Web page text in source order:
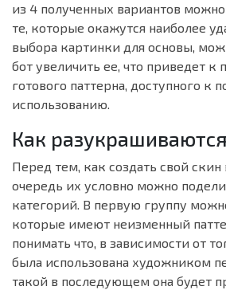
из 4 полученных вариантов можно
те, которые окажутся наиболее
выбора картинки для основы,
бот увеличить ее, что приведет к
готового паттерна, доступного к
использованию.
Как
Перед тем, как создать свой скин
очередь их условно можно
категорий. В первую группу
которые имеют неизменный
понимать что, в зависимости от
была использована художником
такой в последующем она будет